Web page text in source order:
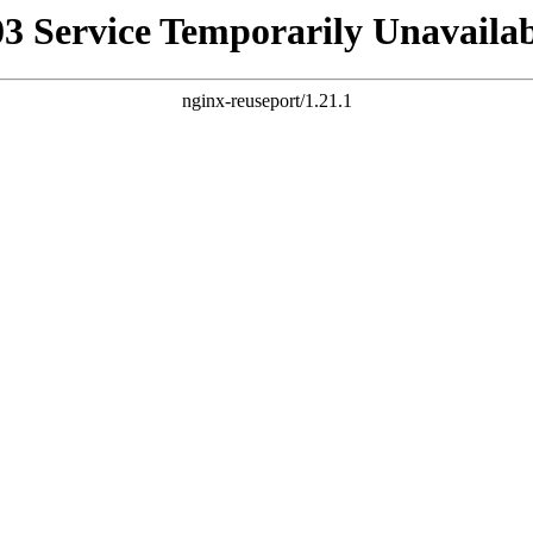
Service Temporarily
nginx-reuseport/1.21.1